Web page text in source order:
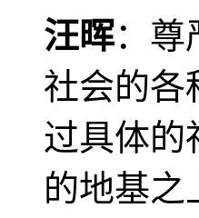
汪晖：尊
社会的各
过具体的
的地基之